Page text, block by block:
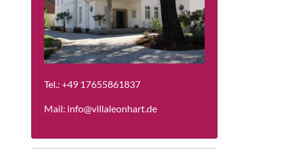
Tel.: +49 17655861837
Mail: info@villaleonhart.de